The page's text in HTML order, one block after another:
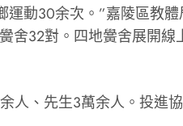
動30余次。”嘉陵區教
32對。四地黌舍展開線
人、先生3萬余人。投進